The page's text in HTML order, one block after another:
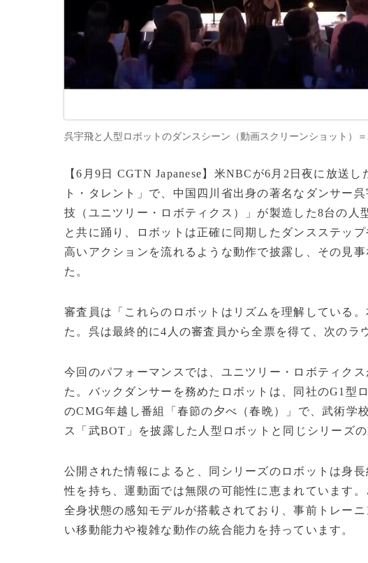
呉宇飛と人型ロボットのダンスシーン（動画スクリーンショット）＝
【6月9日 CGTN Japanese】米NBCが6月2日夜に放送
ト・タレント」で、中国四川省出身の著名なダンサー
技（ユニツリー・ロボティクス）」が製造した8台の人
と共に踊り、ロボットは正確に同期したダンスステッ
高いアクションを流れるような動作で披露し、その見
た。
審査員は「これらのロボットはリズムを理解している
た。呉は最終的に4人の審査員から全票を得て、次のラ
今回のパフォーマンスでは、ユニツリー・ロボティク
た。バックダンサーを務めたロボットは、同社のG1型
のCMG年越し番組「春節の夕べ（春晩）」で、武術学
ス「武BOT」を披露した人型ロボットと同じシリーズの
公開された情報によると、同シリーズのロボットは身
性を持ち、運動面では無限の可能性に恵まれています
全身状態の感知モデルが搭載されており、事前トレー
い移動能力や複雑な動作の統合能力を持っています。